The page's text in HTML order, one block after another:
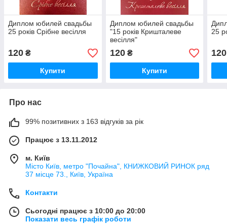
Диплом юбилей свадьбы
25 років Срібне весілля
120 ₴
Купити
Диплом юбилей свадьбы
"15 років Кришталеве
весілля"
120₴
Купити
25
120
Про нас
99% позитивних з 163 відгуків за рік
Працює з 13.11.2012
м. Київ
Місто Київ, метро "Почайна", КНИЖКОВИЙ РИНОК ряд
37 місце 73., Київ, Україна
Контакти
Сьогодні працює з 10:00 до 20:00
Показати весь графік роботи